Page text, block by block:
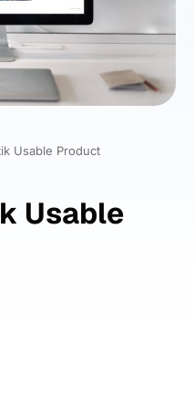
Usable Product
Usable